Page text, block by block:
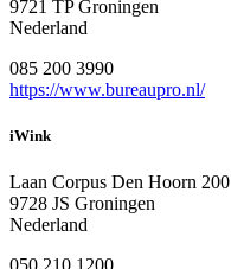
9721 TP Groningen
Nederland
085 200 3990
https://www.bureaupro.nl/
iWink
Laan Corpus Den Hoorn 200
9728 JS Groningen
Nederland
050 210 1200